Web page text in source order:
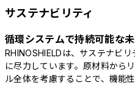
サステナビリティ
循環システムで持続可能な
RHINOSHIELDは、サステナビ
に尽力しています。原材料から
ル全体を考慮することで、機能